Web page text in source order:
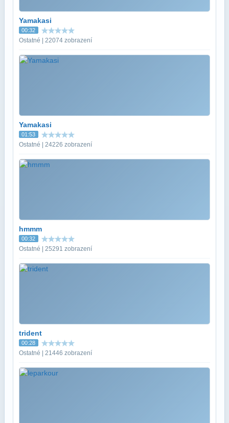
Yamakasi
00:32
Ostatné | 22074 zobrazení
Yamakasi
01:53
Ostatné | 24226 zobrazení
hmmm
00:32
Ostatné | 25291 zobrazení
trident
00:28
Ostatné | 21446 zobrazení